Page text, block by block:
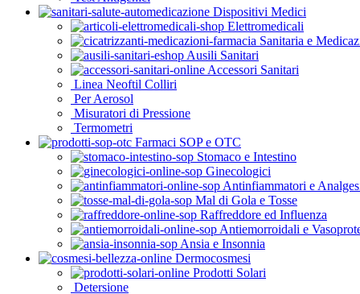
Dispositivi Medici
Elettromedicali
Sanitaria e
Ausili Sanitari
Accessori Sanitari
Linea Neoftil Colliri
Per Aerosol
Misuratori di Pressione
Termometri
Farmaci SOP e OTC
Stomaco e Intestino
Ginecologici
Antinfiammatori e
Mal di Gola e Tosse
Raffreddore ed Influenza
Antiemorroidali e
Ansia e Insonnia
Dermocosmesi
Prodotti Solari
Detersione